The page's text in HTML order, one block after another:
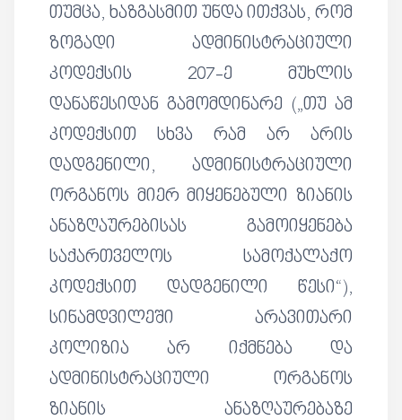
თუმცა, ხაზგასმით უნდა ითქვას, რომ
ზოგადი ადმინისტრაციული
კოდექსის 207-ე მუხლის
დანაწესიდან გამომდინარე („თუ ამ
კოდექსით სხვა რამ არ არის
დადგენილი, ადმინისტრაციული
ორგანოს მიერ მიყენებული ზიანის
ანაზღაურებისას გამოიყენება
საქართველოს სამოქალაქო
კოდექსით დადგენილი წესი“),
სინამდვილეში არავითარი
კოლიზია არ იქმნება და
ადმინისტრაციული ორგანოს
ზიანის ანაზღაურებაზე